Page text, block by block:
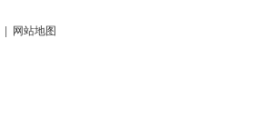
网站地图